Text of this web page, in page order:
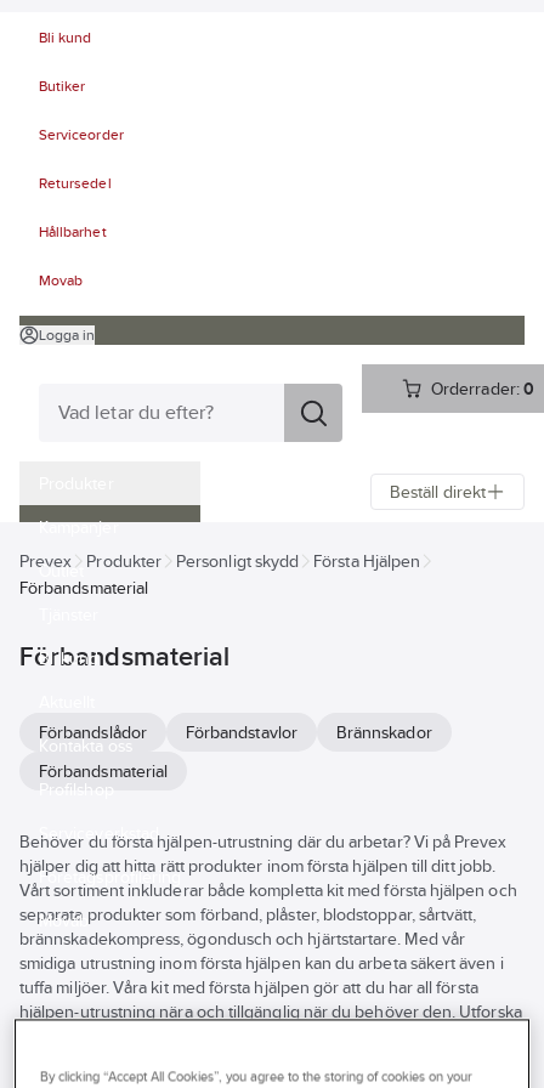
Bli kund
Butiker
Serviceorder
Retursedel
Hållbarhet
Movab
Logga in
Orderrader:0
Kampanjer
Outlet
Bli kund
Kontakta oss
Profilshop
Serviceverkstad
Företagsprofilering
Movab
Beställ direkt
Prevex Produkter Personligt skydd
Första Hjälpen
Förbandsmaterial
Förbandsmaterial
Förbandslådor Förbandstavlor
Brännskador
Förbandsmaterial
Behöver du första hjälpen-utrustning där du arbetar? Vi på Prevex
hjälper dig att hitta rätt produkter inom första hjälpen till ditt jobb.
Vårt sortiment inkluderar både kompletta kit med första hjälpen och
separata produkter som förband, plåster, blodstoppar, sårtvätt,
brännskadekompress, ögondusch och hjärtstartare. Med vår
smidiga utrustning inom första hjälpen kan du arbeta säkert även i
tuffa miljöer. Våra kit med första hjälpen gör att du har all första
hjälpen-utrustning nära och tillgänglig när du behöver den. Utforska
By clicking “Accept All Cookies”, you agree to the storing of cookies on your